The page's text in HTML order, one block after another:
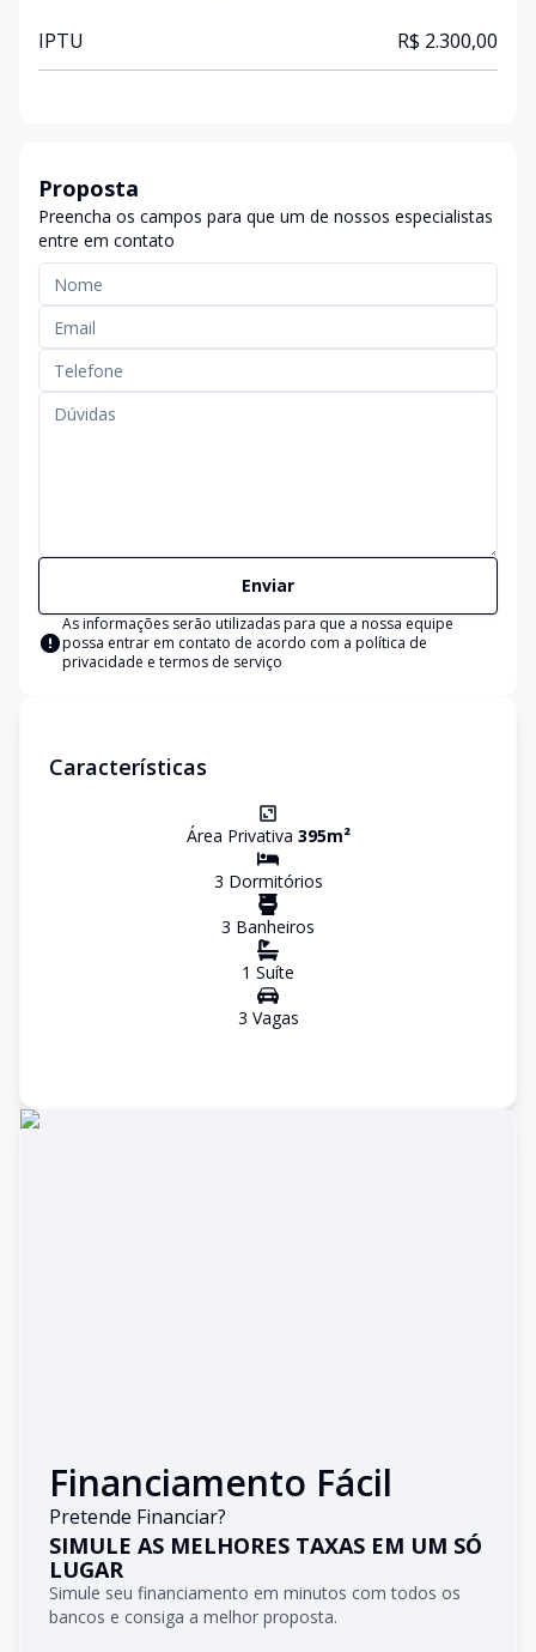
IPTU R$ 2.300,00
Proposta
Preencha os campos para que um de nossos especialistas
entre em contato
Enviar
As informações serão utilizadas para que a nossa equipe
possa entrar em contato de acordo com a política de
privacidade e termos de serviço
Características
Área Privativa 395m²
3 Dormitórios
3 Banheiros
1 Suíte
3 Vagas
Financiamento Fácil
Pretende Financiar?
SIMULE AS MELHORES TAXAS EM UM SÓ
LUGAR
Simule seu financiamento em minutos com todos os
bancos e consiga a melhor proposta.